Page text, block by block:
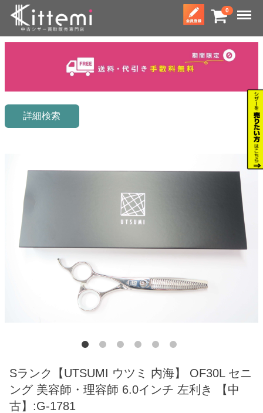
0 Menu
詳細検索
Sランク【UTSUMI ウツミ 内海】 OF30L セニ
ング 美容師・理容師 6.0インチ 左利き 【中
古】:G-1781